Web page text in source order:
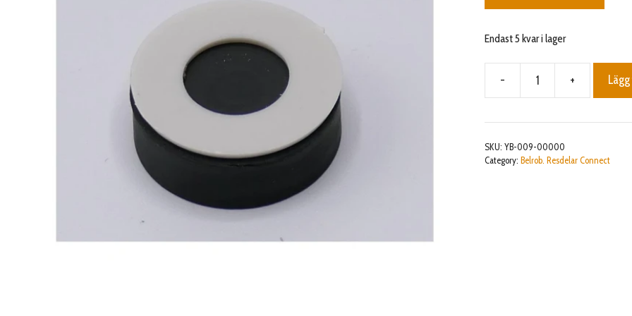
Endast 5 kvar i lager
- +
SKU: YB-009-00000
Category: Belrob. Resdelar Connect